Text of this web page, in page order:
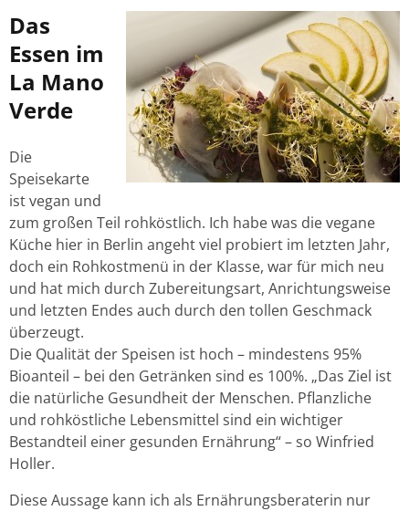
Das
Essen im
La Mano
Verde
Die
Speisekarte
ist vegan und
zum großen Teil rohköstlich. Ich habe was die vegane
Küche hier in Berlin angeht viel probiert im letzten Jahr,
doch ein Rohkostmenü in der Klasse, war für mich neu
und hat mich durch Zubereitungsart, Anrichtungsweise
und letzten Endes auch durch den tollen Geschmack
überzeugt.
Die Qualität der Speisen ist hoch – mindestens 95%
Bioanteil – bei den Getränken sind es 100%. „Das Ziel ist
die natürliche Gesundheit der Menschen. Pflanzliche
und rohköstliche Lebensmittel sind ein wichtiger
Bestandteil einer gesunden Ernährung“ – so Winfried
Holler.
Diese Aussage kann ich als Ernährungsberaterin nur